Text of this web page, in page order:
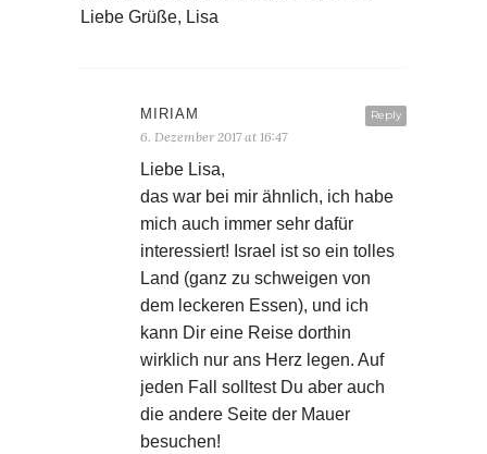
Liebe Grüße, Lisa
Reply
MIRIAM
6. Dezember 2017 at 16:47
Liebe Lisa,
das war bei mir ähnlich, ich habe
mich auch immer sehr dafür
interessiert! Israel ist so ein tolles
Land (ganz zu schweigen von
dem leckeren Essen), und ich
kann Dir eine Reise dorthin
wirklich nur ans Herz legen. Auf
jeden Fall solltest Du aber auch
die andere Seite der Mauer
besuchen!